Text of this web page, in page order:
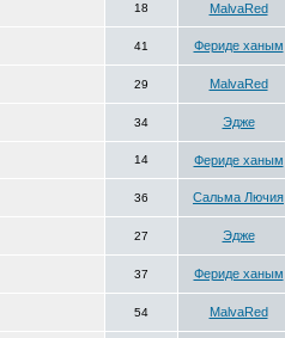
18 MalvaRed
41 Фериде ханым
29 MalvaRed
34 Эдже
14 Фериде ханым
36 Сальма Лючия
27 Эдже
37 Фериде ханым
54 MalvaRed